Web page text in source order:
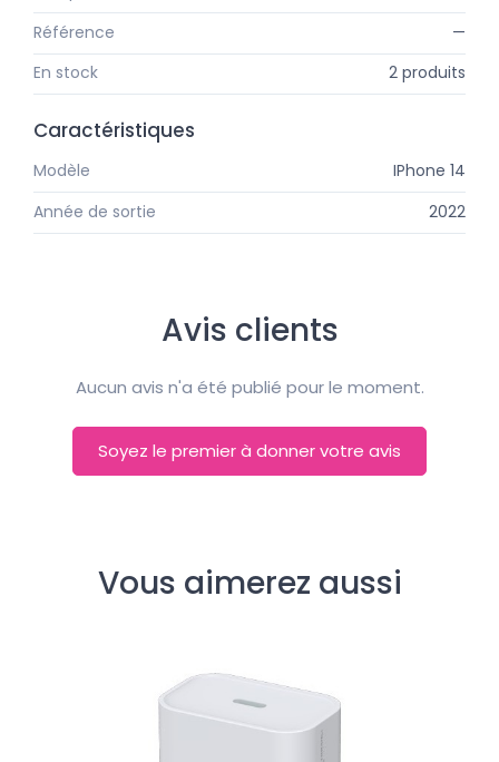
Référence
—
En stock
2 produits
Caractéristiques
Modèle
IPhone 14
Année de sortie
2022
Vous aimerez aussi
Avis clients
Aucun avis n'a été publié pour le moment.
Soyez le premier à donner votre avis